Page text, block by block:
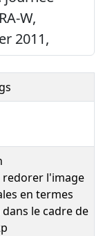
W,
2011,
l'image
en termes
le cadre de